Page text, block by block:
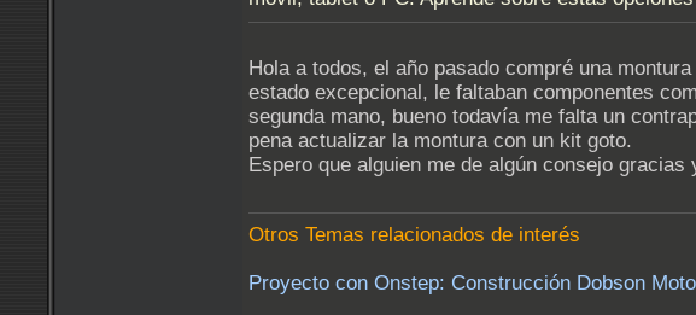
Hola a todos, el año pasado compré una
estado excepcional, le faltaban componentes
segunda mano, bueno todavía me falta un
pena actualizar la montura con un kit goto.
Espero que alguien me de algún consejo gracias
Otros Temas relacionados de interés
Proyecto con Onstep: Construcción Dobson